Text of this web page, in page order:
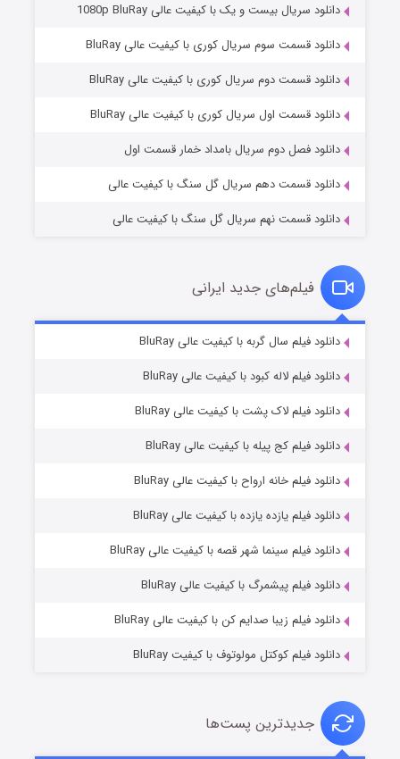
وستی ها
قسمت1 (زیرنویس) منتشر شد
قسمت6 (زیرنویس) منتشر شد
دانلود سریال بیست و یک با کیفیت عالی 1080p BluRay
دانلود قسمت سوم سریال کوری با کیفیت عالی BluRay
دانلود قسمت دوم سریال کوری با کیفیت عالی BluRay
دانلود قسمت اول سریال کوری با کیفیت عالی BluRay
دانلود فصل دوم سریال بامداد خمار قسمت اول
دانلود قسمت دهم سریال گل سنگ با کیفیت عالی
دانلود قسمت نهم سریال گل سنگ با کیفیت عالی
فیلم‌های جدید ایرانی
دانلود فیلم سال گربه با کیفیت عالی BluRay
دانلود فیلم لاله کبود با کیفیت عالی BluRay
دانلود فیلم لاک پشت با کیفیت عالی BluRay
دانلود فیلم کج‌ پیله با کیفیت عالی BluRay
دانلود فیلم خانه ارواح با کیفیت عالی BluRay
دانلود فیلم یازده یازده با کیفیت عالی BluRay
دانلود فیلم سینما شهر قصه با کیفیت عالی BluRay
دانلود فیلم پیشمرگ با کیفیت عالی BluRay
دانلود فیلم زیبا صدایم کن با کیفیت عالی BluRay
دانلود فیلم کوکتل مولوتوف با کیفیت BluRay
جدیدترین پست‌ها